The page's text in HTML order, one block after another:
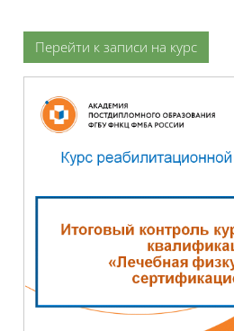
Перейти к записи на курс